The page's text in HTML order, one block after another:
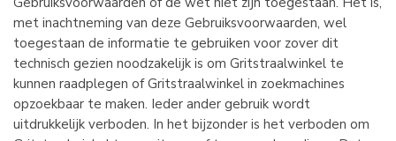
met inachtneming van deze Gebruiksvoorwaarden, wel
toegestaan de informatie te gebruiken voor zover dit
technisch gezien noodzakelijk is om Gritstraalwinkel te
kunnen raadplegen of Gritstraalwinkel in zoekmachines
opzoekbaar te maken. Ieder ander gebruik wordt
uitdrukkelijk verboden. In het bijzonder is het verboden om